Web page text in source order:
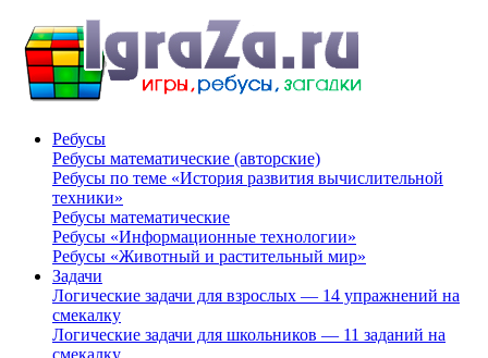
Ребусы
Ребусы математические (авторские)
Ребусы по теме «История развития вычислительной
техники»
Ребусы математические
Ребусы «Информационные технологии»
Ребусы «Животный и растительный мир»
Задачи
Логические задачи для взрослых — 14 упражнений на
смекалку
Логические задачи для школьников — 11 заданий на
смекалку